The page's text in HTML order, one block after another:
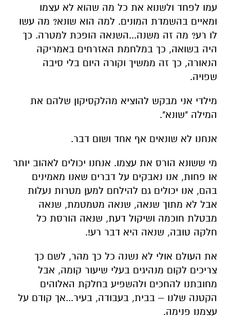
עמו לפחד ולשנוא את כל מה שהוא לא עצמו
ומאיים בהשמדת המונים. למה הוא שונא? מה עשו
לו רע? מה זה משנה...השנאה הופכת למטרה. כך
היה בשואה, כך במלחמת האזרחים באמריקה
הנאורה, כך זה ממשיך וקורה היום בלי סיבה
שפויה.
מילדי אני מבקש להוציא מהלקסיקון שלהם את
המילה "שונא".
אנחנו לא שונאים אף אחד ושום דבר.
מי ששונא הורס את עצמו. אנחנו יכולים לאהוב יותר
או פחות, אנו נאבקים על דברים שאנו מאמינים
בהם, אנו יכולים גם להילחם למען מטרות נעלות
אבל לא מתוך שנאה, שנאה מטמטמת, שנאה
מבטלת חוכמה ושיקול דעת, שנאה הורסת כל
חלקה טובה, שנאה היא דבר רע!.
את העולם אולי לא נשנה כל כך מהר, לשם כך
צריכים לקום מנהיגים בעלי שיעור קומה, אבל
מחובתנו להחכים ולהשפיע בחלקת האלוהים
הקטנה שלנו – בבית, בעבודה, בעיר...אך קודם על
עצמנו פנימה.